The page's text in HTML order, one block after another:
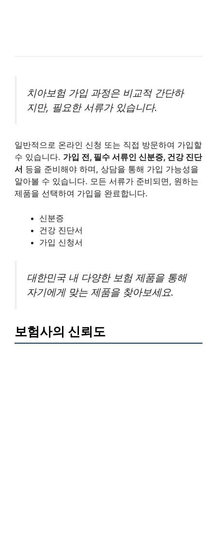
치아보험 가입 과정은 비교적 간단하
지만, 필요한 서류가 있습니다.
일반적으로 온라인 신청 또는 직접 방문하여 가입할
수 있습니다. 가입 전, 필수 서류인 신분증, 건강 진단
서 등을 준비해야 하며, 상담을 통해 가입 가능성을
알아볼 수 있습니다. 모든 서류가 준비되면, 원하는
제품을 선택하여 가입을 완료합니다.
신분증
건강 진단서
가입 신청서
대한민국 내 다양한 보험 제품을 통해
자기에게 맞는 제품을 찾아보세요.
보험사의 신뢰도